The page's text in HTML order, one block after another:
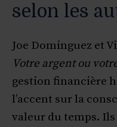
selon les
Joe Dominguez et
Votre argent ou
gestion financière
l’accent sur la
valeur du temps.